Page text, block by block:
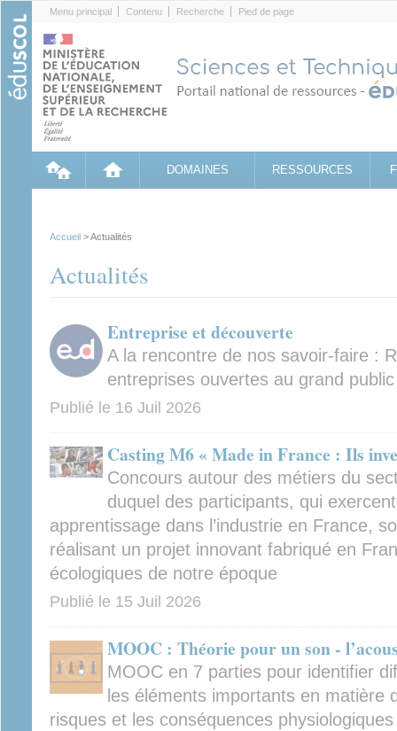
Menu principal Contenu Recherche Pied de page
DOMAINES RESSOURCES
Accueil > Actualités
Actualités
Entreprise et découverte
A la rencontre de nos savoir-faire :
entreprises ouvertes au grand
Publié le 16 Juil 2026
Casting M6 « Made in France : Ils
Concours autour des métiers du
duquel des participants, qui
apprentissage dans l’industrie en France,
réalisant un projet innovant fabriqué en
écologiques de notre époque
Publié le 15 Juil 2026
MOOC : Théorie pour un son -
MOOC en 7 parties pour identifier
les éléments importants en matière
risques et les conséquences